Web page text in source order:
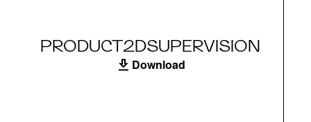
PRODUCT2DSUPERVISION
Download